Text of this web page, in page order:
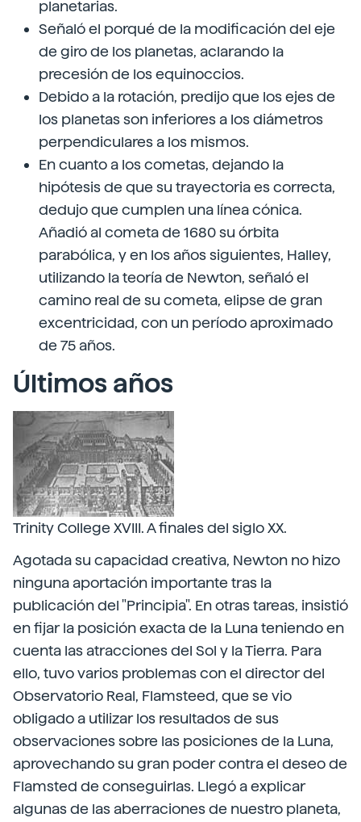
planetarias.
Señaló el porqué de la modificación del eje
de giro de los planetas, aclarando la
precesión de los equinoccios.
Debido a la rotación, predijo que los ejes de
los planetas son inferiores a los diámetros
perpendiculares a los mismos.
En cuanto a los cometas, dejando la
hipótesis de que su trayectoria es correcta,
dedujo que cumplen una línea cónica.
Añadió al cometa de 1680 su órbita
parabólica, y en los años siguientes, Halley,
utilizando la teoría de Newton, señaló el
camino real de su cometa, elipse de gran
excentricidad, con un período aproximado
de 75 años.
Últimos años
Trinity College XVIII. A finales del siglo XX.
Agotada su capacidad creativa, Newton no hizo
ninguna aportación importante tras la
publicación del "Principia". En otras tareas, insistió
en fijar la posición exacta de la Luna teniendo en
cuenta las atracciones del Sol y la Tierra. Para
ello, tuvo varios problemas con el director del
Observatorio Real, Flamsteed, que se vio
obligado a utilizar los resultados de sus
observaciones sobre las posiciones de la Luna,
aprovechando su gran poder contra el deseo de
Flamsted de conseguirlas. Llegó a explicar
algunas de las aberraciones de nuestro planeta,